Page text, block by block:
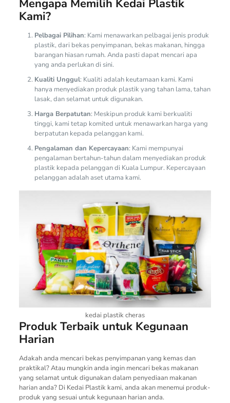
Mengapa Memilih Kedai Plastik
Kami?
Pelbagai Pilihan: Kami menawarkan pelbagai jenis produk
plastik, dari bekas penyimpanan, bekas makanan, hingga
barangan hiasan rumah. Anda pasti dapat mencari apa
yang anda perlukan di sini.
Kualiti Unggul: Kualiti adalah keutamaan kami. Kami
hanya menyediakan produk plastik yang tahan lama, tahan
lasak, dan selamat untuk digunakan.
Harga Berpatutan: Meskipun produk kami berkualiti
tinggi, kami tetap komited untuk menawarkan harga yang
berpatutan kepada pelanggan kami.
Pengalaman dan Kepercayaan: Kami mempunyai
pengalaman bertahun-tahun dalam menyediakan produk
plastik kepada pelanggan di Kuala Lumpur. Kepercayaan
pelanggan adalah aset utama kami.
kedai plastik cheras
Produk Terbaik untuk Kegunaan
Harian
Adakah anda mencari bekas penyimpanan yang kemas dan
praktikal? Atau mungkin anda ingin mencari bekas makanan
yang selamat untuk digunakan dalam penyediaan makanan
harian anda? Di Kedai Plastik kami, anda akan menemui produk-
produk yang sesuai untuk kegunaan harian anda.